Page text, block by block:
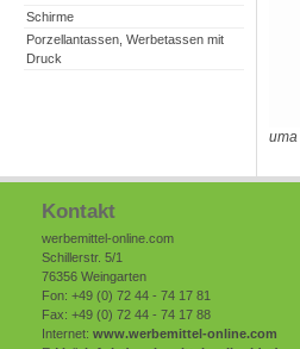
uma
Schirme
Porzellantassen, Werbetassen mit
Druck
Kontakt
werbemittel-online.com
Schillerstr. 5/1
76356 Weingarten
Fon: +49 (0) 72 44 - 74 17 81
Fax: +49 (0) 72 44 - 74 17 88
Internet: www.werbemittel-online.com